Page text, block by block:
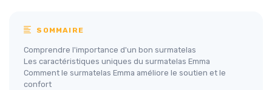
SOMMAIRE
Comprendre l'importance d'un bon surmatelas
Les caractéristiques uniques du surmatelas Emma
Comment le surmatelas Emma améliore le soutien et le
confort